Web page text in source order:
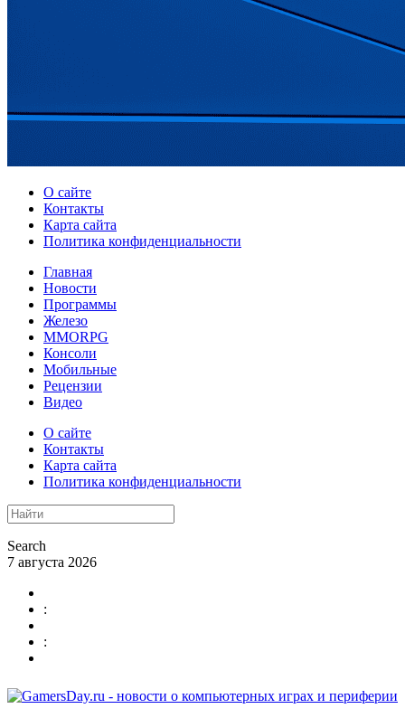
О сайте
Контакты
Карта сайта
Политика конфиденциальности
Главная
Новости
Программы
Железо
MMORPG
Консоли
Мобильные
Рецензии
Видео
О сайте
Контакты
Карта сайта
Политика конфиденциальности
Search
7 августа 2026
:
: